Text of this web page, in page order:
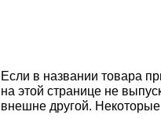
Если в названии товара
на этой странице не
внешне другой.